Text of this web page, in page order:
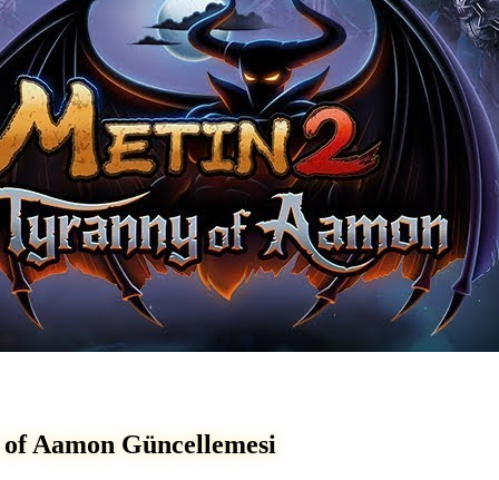
Aamon Güncellemesi